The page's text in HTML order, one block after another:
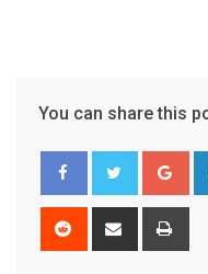
You can share this
Reddit
Share